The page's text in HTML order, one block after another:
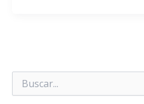
por: